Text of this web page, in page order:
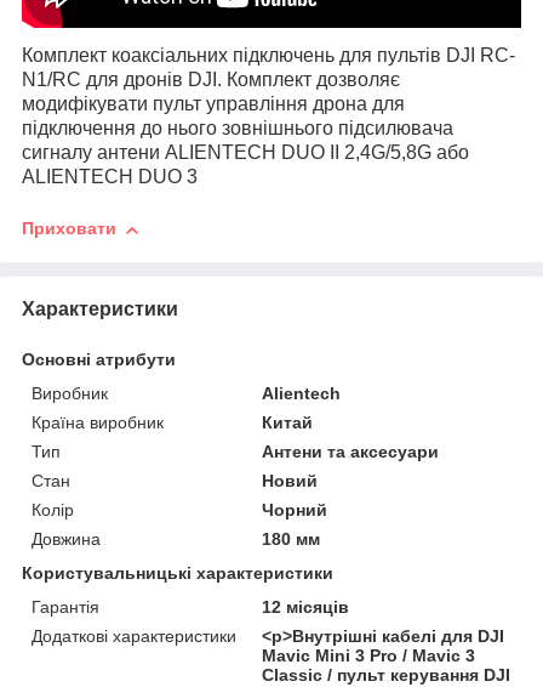
Комплект коаксіальних підключень для пультів DJI RC-
N1/RC для дронів DJI. Комплект дозволяє
модифікувати пульт управління дрона для
підключення до нього зовнішнього підсилювача
сигналу антени ALIENTECH DUO II 2,4G/5,8G або
ALIENTECH DUO 3
Приховати
Характеристики
Основні атрибути
Виробник
Alientech
Країна виробник
Китай
Тип
Антени та аксесуари
Стан
Новий
Колір
Чорний
Довжина
180 мм
Користувальницькі характеристики
Гарантія
12 місяців
Додаткові характеристики
<p>Внутрішні кабелі для DJI
Mavic Mini 3 Pro / Mavic 3
Classic / пульт керування DJI